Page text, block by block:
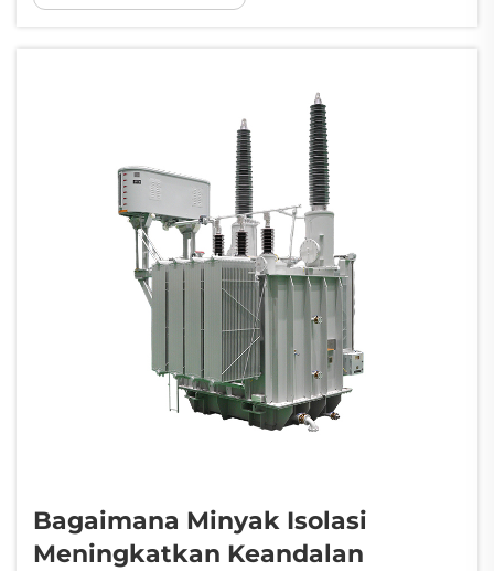
Bagaimana Minyak Isolasi
Meningkatkan Keandalan